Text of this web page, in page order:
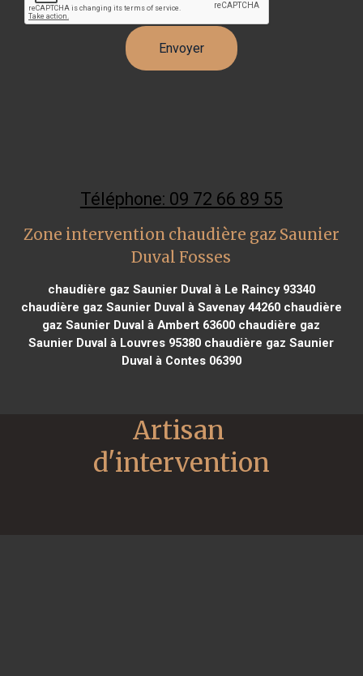
Téléphone: 09 72 66 89 55
Zone intervention chaudière gaz Saunier
Duval Fosses
chaudière gaz Saunier Duval à Le Raincy 93340
chaudière gaz Saunier Duval à Savenay 44260chaudière
gaz Saunier Duval à Ambert 63600 chaudière gaz
Saunier Duval à Louvres 95380 chaudière gaz Saunier
Duval à Contes 06390
Artisan
d'intervention